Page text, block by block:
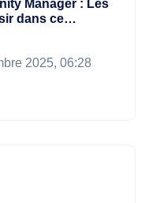
Manager : Les
dans ce…
2025, 06:28